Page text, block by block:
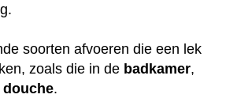
soorten afvoeren die een lek
zoals die in de badkamer,
douche.